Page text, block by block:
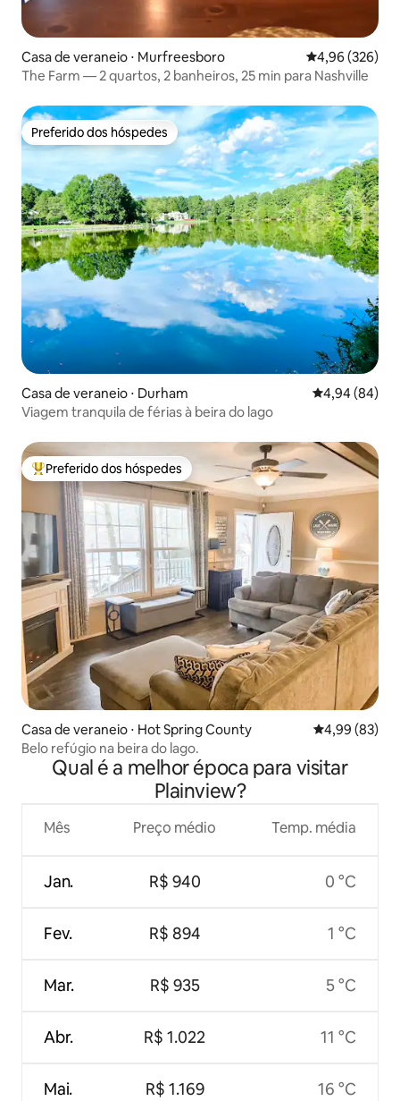
Casa de veraneio ⋅ Murfreesboro 4,96 de uma
4,96 (326)
The Farm — 2 quartos, 2 banheiros, 25 min para Nashville
Preferido dos hóspedes
Preferido dos hóspedes
Casa de veraneio ⋅ Durham 4,94 de uma
4,94 (84)
Viagem tranquila de férias à beira do lago
Entre os melhores preferidos dos hóspedes
Preferido dos hóspedes
Casa de veraneio ⋅ Hot Spring County 4,99 de uma
4,99 (83)
Belo refúgio na beira do lago.
Qual é a melhor época para visitar
Plainview?
Mês
Jan.
Fev.
Mar.
Abr.
Mai.
Preço médio
R$ 940
R$ 894
R$ 935
R$ 1.022
R$ 1.169
Temp. média
0 °C
1 °C
5 °C
11 °C
16 °C